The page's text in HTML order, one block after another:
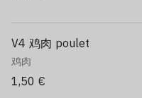
V4 鸡肉 poulet
鸡肉
1,50 €